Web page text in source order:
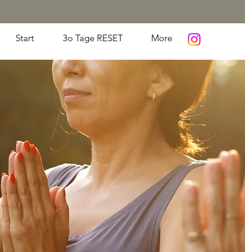
Start 3o Tage RESET More